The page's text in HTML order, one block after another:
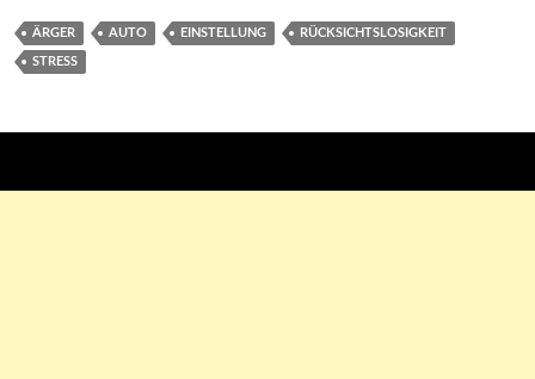
ÄRGER AUTO EINSTELLUNG RÜCKSICHTSLOSIGKEIT
STRESS